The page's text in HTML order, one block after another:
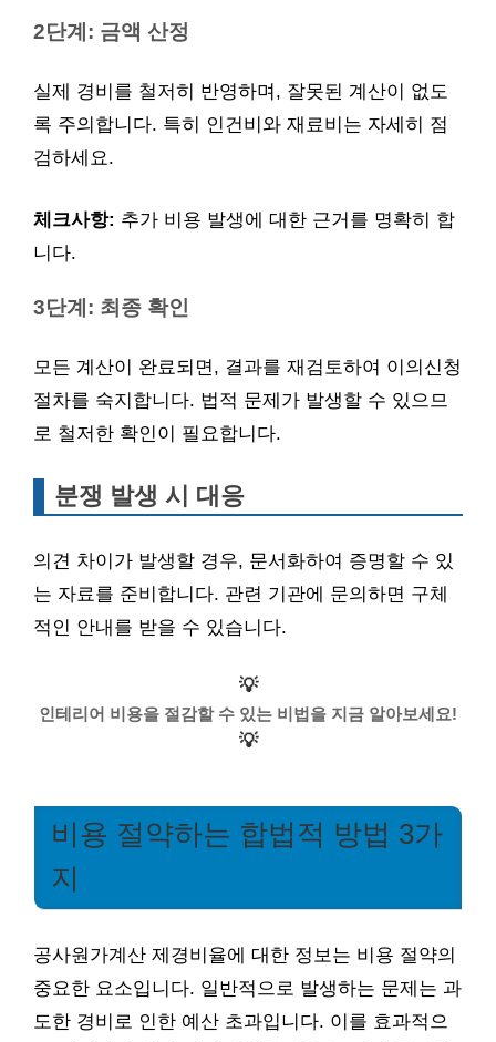
2단계: 금액 산정
실제 경비를 철저히 반영하며, 잘못된 계산이 없도
록 주의합니다. 특히 인건비와 재료비는 자세히 점
검하세요.
체크사항: 추가 비용 발생에 대한 근거를 명확히 합
니다.
3단계: 최종 확인
모든 계산이 완료되면, 결과를 재검토하여 이의신청
절차를 숙지합니다. 법적 문제가 발생할 수 있으므
로 철저한 확인이 필요합니다.
분쟁 발생 시 대응
의견 차이가 발생할 경우, 문서화하여 증명할 수 있
는 자료를 준비합니다. 관련 기관에 문의하면 구체
적인 안내를 받을 수 있습니다.
💡
인테리어 비용을 절감할 수 있는 비법을 지금 알아보세요!
💡
비용 절약하는 합법적 방법 3가
지
공사원가계산 제경비율에 대한 정보는 비용 절약의
중요한 요소입니다. 일반적으로 발생하는 문제는 과
도한 경비로 인한 예산 초과입니다. 이를 효과적으